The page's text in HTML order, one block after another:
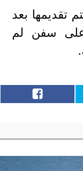
تقديمها بعد
على سفن لم